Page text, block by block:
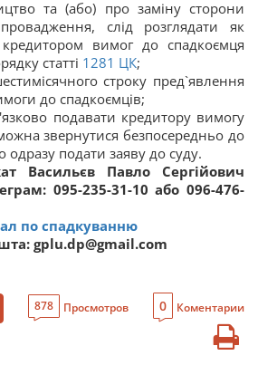
та (або) про заміну сторони
слід розглядати як
вимог до спадкоємця
статті 1281 ЦК;
строку пред`явлення
до спадкоємців;
подавати кредитору вимогу
звернутися безпосередньо до
одразу подати заяву до суду.
Васильєв Павло Сергійович
095-235-31-10 або 096-476-
по спадкуванню
gplu.dp@gmail.com
878 Просмотров 0 Коментарии